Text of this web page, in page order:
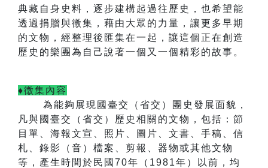
典藏自身史料，逐步建構起過往歷史，也希望能
透過捐贈與徵集，藉由大眾的力量，讓更多早期
的文物，經整理後匯集在一起，讓這個正在創造
歷史的樂團為自己說著一個又一個精彩的故事。
♦徵集內容
為能夠展現國臺交（省交）團史發展面貌，
凡與國臺交（省交）歷史相關的文物，包括：節
目單、海報文宣、照片、圖片、文書、手稿、信
札、錄影（音）檔案、剪報、器物或其他文物
等，產生時間於民國 70年（ 1981年）以前，均